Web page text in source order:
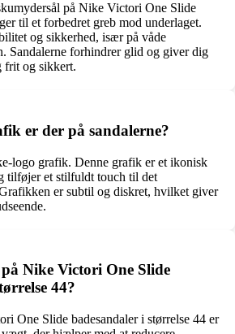
på Nike Victori One Slide
til et forbedret greb mod underlaget.
og sikkerhed, især på våde
Sandalerne forhindrer glid og giver dig
og sikkert.
er der på sandalerne?
logo grafik. Denne grafik er et ikonisk
tilføjer et stilfuldt touch til det
er subtil og diskret, hvilket giver
Nike Victori One Slide
44?
One Slide badesandaler i størrelse 44 er